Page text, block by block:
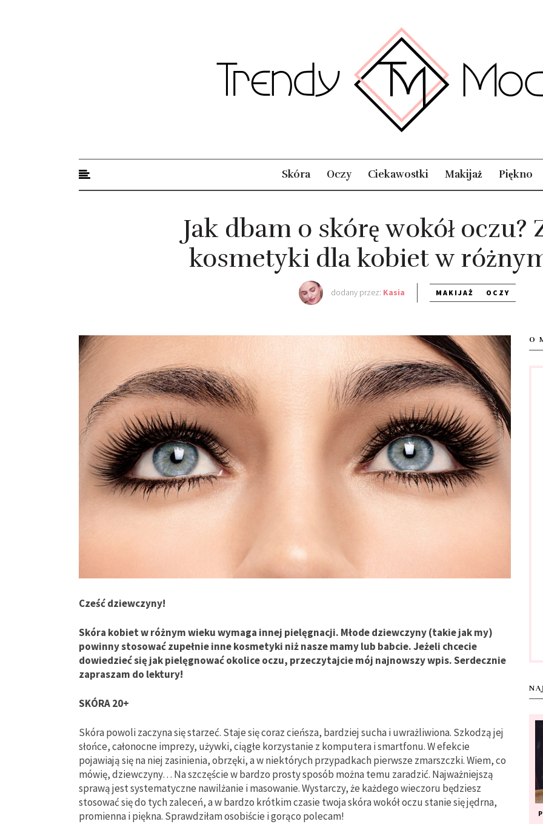
Skóra Oczy Ciekawostki Makijaż Piękno
Jak dbam o skórę wokół oczu?
kosmetyki dla kobiet w
dodany przez: Kasia MAKIJAŻ OCZY
Cześć dziewczyny!
Skóra kobiet w różnym wieku wymaga innej pielęgnacji. Młode dziewczyny (takie jak my)
powinny stosować zupełnie inne kosmetyki niż nasze mamy lub babcie. Jeżeli chcecie
dowiedzieć się jak pielęgnować okolice oczu, przeczytajcie mój najnowszy wpis. Serdecznie
zapraszam do lektury!
SKÓRA 20+
Skóra powoli zaczyna się starzeć. Staje się coraz cieńsza, bardziej sucha i uwrażliwiona. Szkodzą jej
słońce, całonocne imprezy, używki, ciągłe korzystanie z komputera i smartfonu. W efekcie
pojawiają się na niej zasinienia, obrzęki, a w niektórych przypadkach pierwsze zmarszczki. Wiem, co
mówię, dziewczyny… Na szczęście w bardzo prosty sposób można temu zaradzić. Najważniejszą
sprawą jest systematyczne nawilżanie i masowanie. Wystarczy, że każdego wieczoru będziesz
stosować się do tych zaleceń, a w bardzo krótkim czasie twoja skóra wokół oczu stanie się jędrna,
promienna i piękna. Sprawdziłam osobiście i gorąco polecam!
O